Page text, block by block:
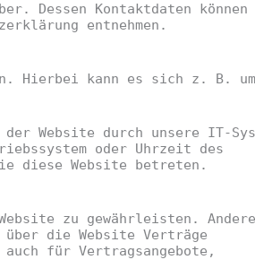
Dessen Kontaktdaten können
entnehmen.
Hierbei kann es sich z. B. um
Website durch unsere IT-
oder Uhrzeit des
diese Website betreten.
zu gewährleisten. Andere
über die Website Verträge
auch für Vertragsangebote,